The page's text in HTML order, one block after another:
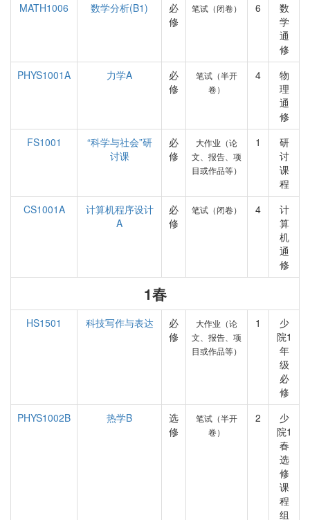
MATH1006
数学分析(B1)
必
修
笔试（闭卷） 6
数
学
通
修
PHYS1001A
力学A
必
修
笔试（半开
卷）
4
物
理
通
修
FS1001
“科学与社会”研
讨课
必
修
大作业（论
文、报告、项
目或作品等）
1
研
讨
课
程
CS1001A
计算机程序设计
A
必
修
笔试（闭卷） 4
计
算
机
通
修
1春
HS1501 科技写作与表达
必
修
大作业（论
文、报告、项
目或作品等）
1
少
院1
年
级
必
修
PHYS1002B
热学B
选
修
笔试（半开
卷）
2
少
院1
春
选
修
课
程
组